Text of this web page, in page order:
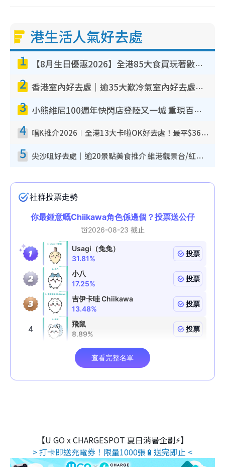
港生活人氣好去處
1 【8月生日優惠2026】全港85大食買玩著數攻略 自助餐/火鍋放題同行免費＋誠品/DONKI送現金券
2 香港室內好去處｜逾35大歎冷氣室內好去處推介 室內活動免費避雨無懼落雨
3 小熊維尼100週年快閃店登陸又一城 重現百畝森林經典場景／獨家限定盲盒登場／專屬DIY香水
4 唱K推介2026︱全港13大卡啦OK好去處！最平$36起 日文K都有！(附地址+收費詳情)
5 尖沙咀好去處｜逾20景點美食推介 維港觀景台/紅磚古蹟/九龍公園/室內遊樂場
【U GO x CHARGESPOT 夏日消暑企劃⚡】
> 打卡即送充電券！限量1000張🔋送完即止 <